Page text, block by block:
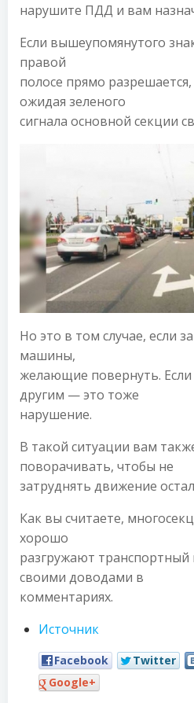
нарушите ПДД и вам
Если вышеупомянутого
правой
полосе прямо
ожидая зеленого
сигнала основной секции
Но это в том случае, если
машины,
желающие повернуть.
другим — это тоже
нарушение.
В такой ситуации вам
поворачивать, чтобы не
затруднять движение
Как вы считаете,
хорошо
разгружают транспортный
своими доводами в
комментариях.
Источник
Facebook Twitter
Google+